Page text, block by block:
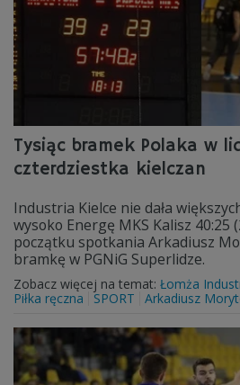
Tysiąc bramek Polaka w
czterdziestka kielczan
Industria Kielce nie dała
wysoko Energę MKS Kalisz 40:25
początku spotkania Arkadiusz
bramkę w PGNiG Superlidze.
Zobacz więcej na temat: Łomża
Piłka ręczna
SPORT Arkadiusz